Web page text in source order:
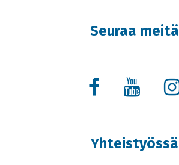
Seuraa meitä
Yhteistyössä